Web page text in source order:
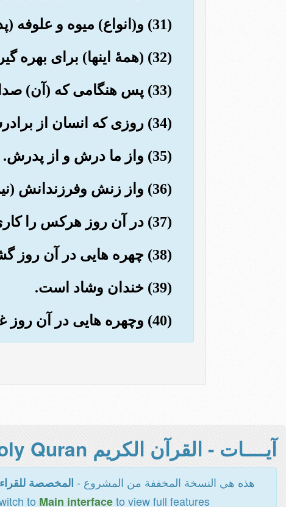
(31) و(انواع) میوه و علوفه (پدید آوردیم).
(32) (همۀ اینها) برای بهره گیری شما وچهار یایانتان است.
(33) پس هنگامی که (آن) صدای مهیب (قیامت) فرا رسد.
(34) روزی که انسان از برادرش می گریزد.
(35) واز ما درش و از پدرش.
(36) واز زنش وفرزندانش (نیز می گریزد).
(37) در آن روز هرکس را کاری است که اورا به خود مشغولش دارد.
(38) چهره هایی در آن روز گشاده وروشن است.
(39) خندان وشاد است.
(40) وچهره هایی در آن روز غبار آلود است.
آيــــات - القرآن الكريم Holy Quran -
هذه هي النسخة المخففة من المشروع - المخصصة
to Main interfaceto view full features